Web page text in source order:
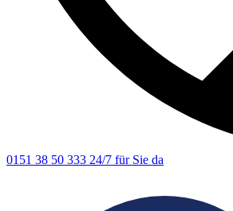
0151 38 50 333 24/7 für Sie da